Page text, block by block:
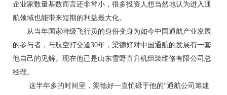
企业家数量基数而言还非常小，很多投资人想当然地认为进入通
航领域也能带来短期的利益最大化。
从当年国家特级飞行员的身份变身为如今中国通航产业发展
的参与者，与航空打交道30年，梁德好对中国通航的发展有一套
他自己的见解。现在他已是山东雪野直升机组装维修有限公司总
经理。
这半年多的时间里，梁德好一直忙碌于他的“通航公司筹建